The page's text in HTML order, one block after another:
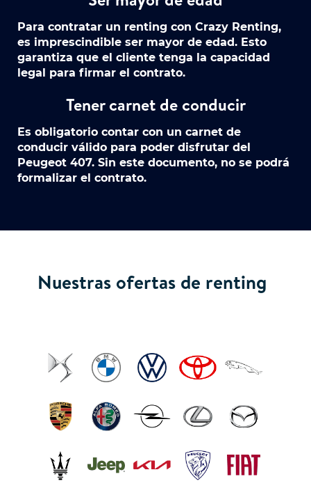
Para contratar un renting con Crazy Renting,
es imprescindible ser mayor de edad. Esto
garantiza que el cliente tenga la capacidad
legal para firmar el contrato.
Tener carnet de conducir
Es obligatorio contar con un carnet de
conducir válido para poder disfrutar del
Peugeot 407. Sin este documento, no se podrá
formalizar el contrato.
Nuestras ofertas de renting